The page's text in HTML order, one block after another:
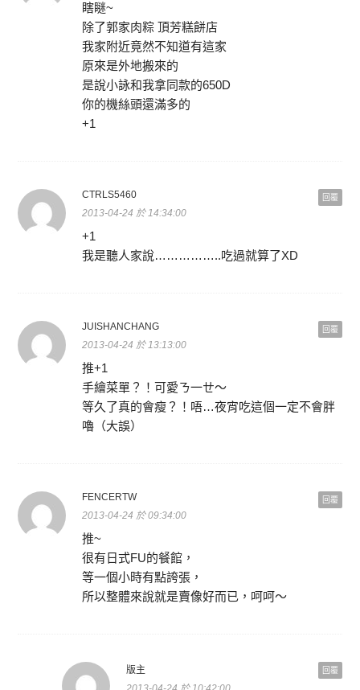
瞎瞇~
除了郭家肉粽 頂芳糕餅店
我家附近竟然不知道有這家
原來是外地搬來的
是說小詠和我拿同款的650D
你的機絲頭還滿多的
+1
回覆
CTRLS5460
2013-04-24 於 14:34:00
+1
我是聽人家說……………..吃過就算了XD
回覆
JUISHANCHANG
2013-04-24 於 13:13:00
推+1
手繪菜單？！可愛ㄋ一ㄝ～
等久了真的會瘦？！唔…夜宵吃這個一定不會胖
嚕（大誤）
回覆
FENCERTW
2013-04-24 於 09:34:00
推~
很有日式FU的餐館，
等一個小時有點誇張，
所以整體來說就是賣像好而已，呵呵～
回覆
版主